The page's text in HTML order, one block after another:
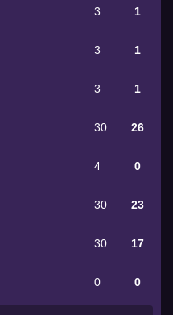
3 1
3 1
3 1
30 26
4 0
30 23
30 17
0 0